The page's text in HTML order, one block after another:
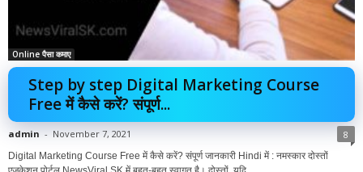
Online पैसा कमाए
Step by step Digital Marketing Course
Free में कैसे करें? संपूर्ण...
admin - November 7, 2021 8
Digital Marketing Course Free में कैसे करें? संपूर्ण जानकारी Hindi में : नमस्कार दोस्तों